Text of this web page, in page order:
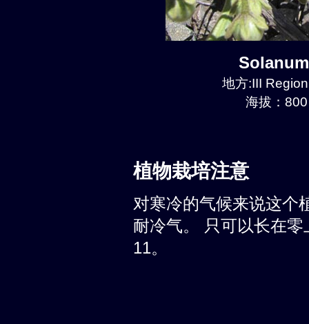
地方:III
海拔：
植物栽培注意
对寒冷的气候来说这个
耐冷气。 只可以长在
11。